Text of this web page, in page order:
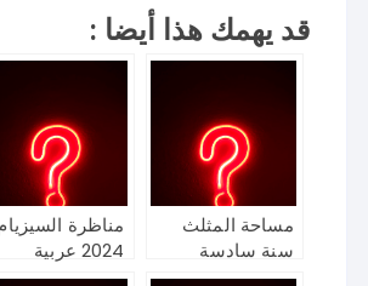
قد يهمك هذا أيضا :
مساحة المثلث
سنة سادسة
مناظرة
2024 عربية